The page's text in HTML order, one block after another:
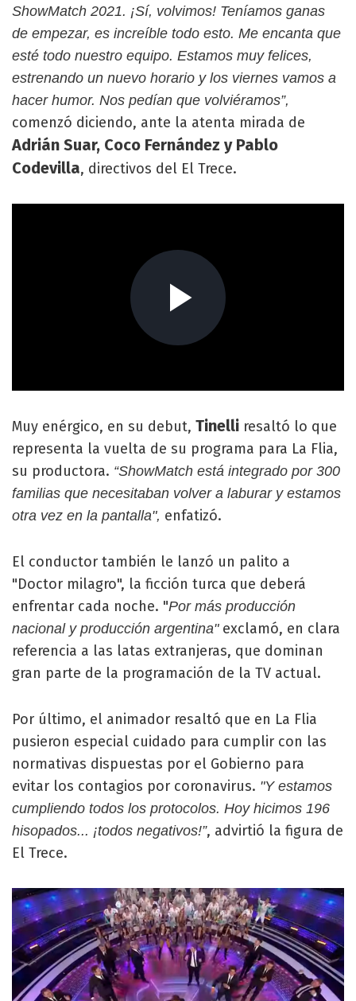
ShowMatch 2021. ¡Sí, volvimos! Teníamos ganas
de empezar, es increíble todo esto. Me encanta que
esté todo nuestro equipo. Estamos muy felices,
estrenando un nuevo horario y los viernes vamos a
hacer humor. Nos pedían que volviéramos”,
comenzó diciendo, ante la atenta mirada de
Adrián Suar, Coco Fernández y Pablo
Codevilla, directivos del El Trece.
Muy enérgico, en su debut, Tinelli resaltó lo que
representa la vuelta de su programa para La Flia,
su productora. “ShowMatch está integrado por 300
familias que necesitaban volver a laburar y estamos
otra vez en la pantalla", enfatizó.
El conductor también le lanzó un palito a
"Doctor milagro", la ficción turca que deberá
enfrentar cada noche. "Por más producción
nacional y producción argentina"exclamó, en clara
referencia a las latas extranjeras, que dominan
gran parte de la programación de la TV actual.
Por último, el animador resaltó que en La Flia
pusieron especial cuidado para cumplir con las
normativas dispuestas por el Gobierno para
evitar los contagios por coronavirus. "Y estamos
cumpliendo todos los protocolos. Hoy hicimos 196
hisopados... ¡todos negativos!”, advirtió la figura de
El Trece.